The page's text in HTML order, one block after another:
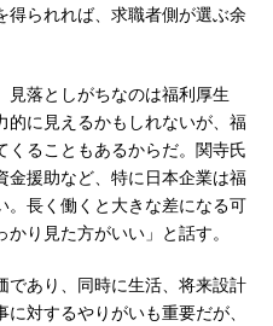
得られれば、求職者側が選ぶ余
落としがちなのは福利厚生
的に見えるかもしれないが、福
くることもあるからだ。関寺氏
金援助など、特に日本企業は福
。長く働くと大きな差になる可
り見た方がいい」と話す。
あり、同時に生活、将来設計
対するやりがいも重要だが、